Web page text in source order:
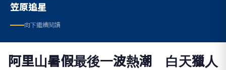
笠原追星
向下繼續閱讀
阿里山暑假最後一波熱潮 白天獵人